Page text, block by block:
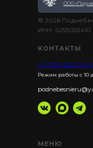
КОНТАКТЫ
+7 (923) 230-30-
Режим работы с 10
МЕНЮ
© 2026
ООО
ИНН: 4253053410